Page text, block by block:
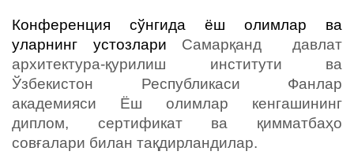
Конференция сўнгида ёш олимлар ва
уларнинг устозлари Самарқанд давлат
архитектура-қурилиш институти ва
Ўзбекистон Республикаси Фанлар
академияси Ёш олимлар кенгашининг
диплом, сертификат ва қимматбаҳо
совғалари билан тақдирландилар.